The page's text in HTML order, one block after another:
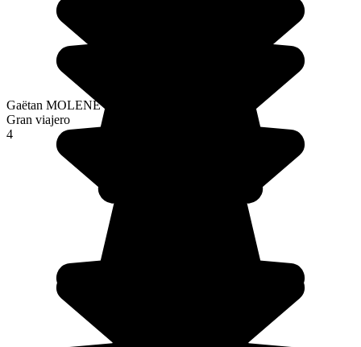
Gaëtan MOLENE
Gran viajero
4